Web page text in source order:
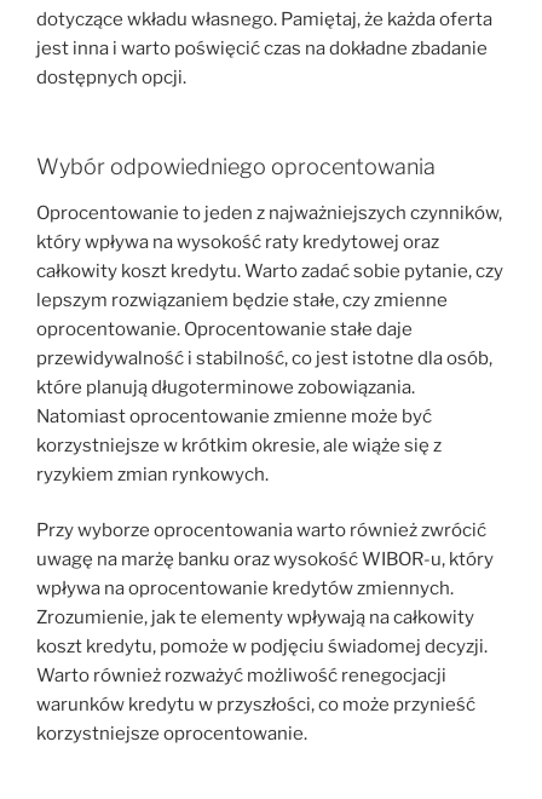
dotyczące wkładu własnego. Pamiętaj, że każda oferta
jest inna i warto poświęcić czas na dokładne zbadanie
dostępnych opcji.
Wybór odpowiedniego oprocentowania
Oprocentowanie to jeden z najważniejszych czynników,
który wpływa na wysokość raty kredytowej oraz
całkowity koszt kredytu. Warto zadać sobie pytanie, czy
lepszym rozwiązaniem będzie stałe, czy zmienne
oprocentowanie. Oprocentowanie stałe daje
przewidywalność i stabilność, co jest istotne dla osób,
które planują długoterminowe zobowiązania.
Natomiast oprocentowanie zmienne może być
korzystniejsze w krótkim okresie, ale wiąże się z
ryzykiem zmian rynkowych.
Przy wyborze oprocentowania warto również zwrócić
uwagę na marżę banku oraz wysokość WIBOR-u, który
wpływa na oprocentowanie kredytów zmiennych.
Zrozumienie, jak te elementy wpływają na całkowity
koszt kredytu, pomoże w podjęciu świadomej decyzji.
Warto również rozważyć możliwość renegocjacji
warunków kredytu w przyszłości, co może przynieść
korzystniejsze oprocentowanie.